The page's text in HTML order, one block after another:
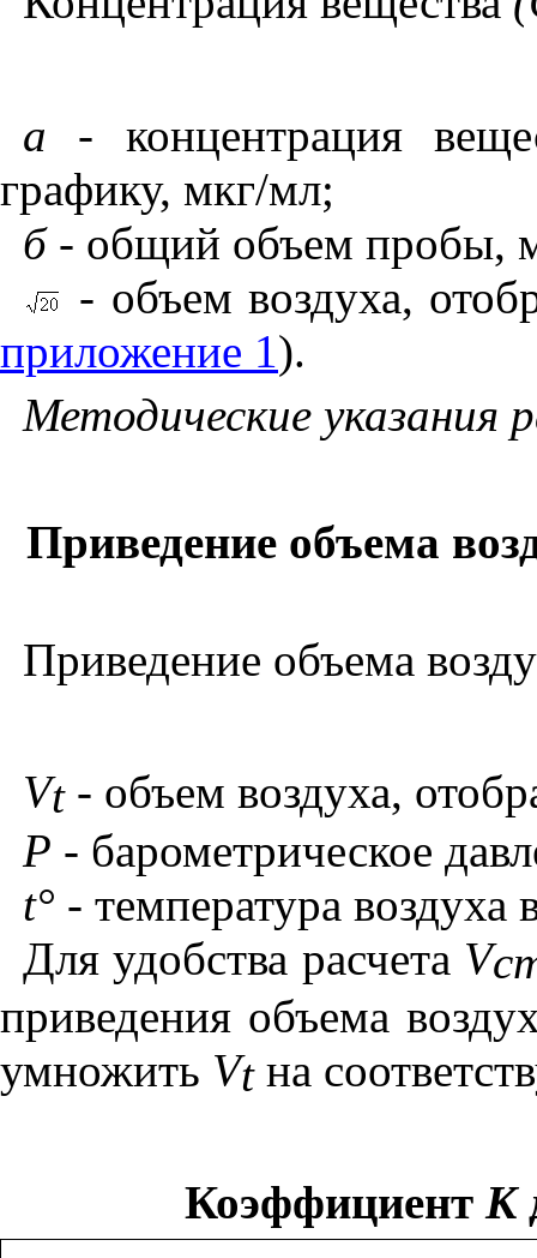
а - концентрация
графику, мкг/мл;
б - общий объем пробы,
- объем воздуха,
приложение 1 ).
Методические
Приведение объема
Приведение объема
Vt- объем воздуха,
Р - барометрическое
t° - температура
Для удобства расчета V
приведения объема
умножить Vt на
Коэффициент К